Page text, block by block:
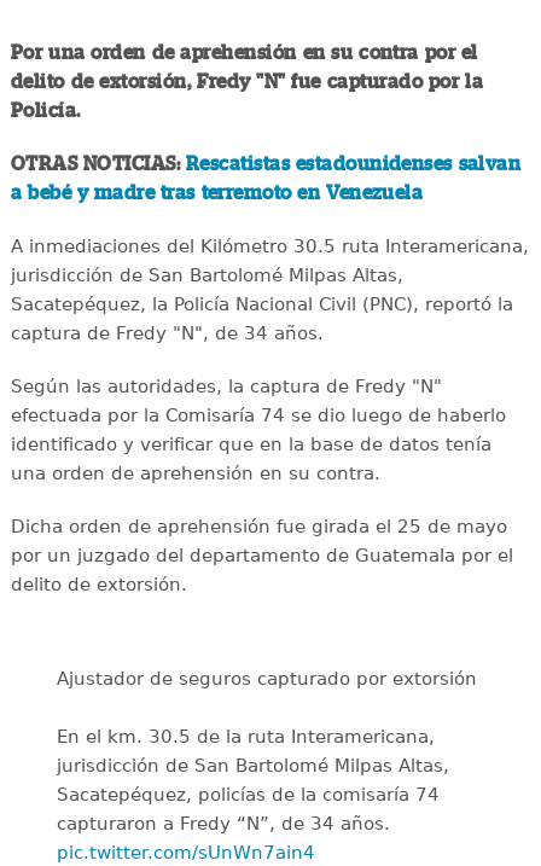
Por una orden de aprehensión en su contra por el
delito de extorsión, Fredy "N" fue capturado por la
Policía.
OTRAS NOTICIAS: Rescatistas estadounidenses salvan
a bebé y madre tras terremoto en Venezuela
A inmediaciones del Kilómetro 30.5 ruta Interamericana,
jurisdicción de San Bartolomé Milpas Altas,
Sacatepéquez, la Policía Nacional Civil (PNC), reportó la
captura de Fredy "N", de 34 años.
Según las autoridades, la captura de Fredy "N"
efectuada por la Comisaría 74 se dio luego de haberlo
identificado y verificar que en la base de datos tenía
una orden de aprehensión en su contra.
Dicha orden de aprehensión fue girada el 25 de mayo
por un juzgado del departamento de Guatemala por el
delito de extorsión.
Ajustador de seguros capturado por extorsión
En el km. 30.5 de la ruta Interamericana,
jurisdicción de San Bartolomé Milpas Altas,
Sacatepéquez, policías de la comisaría 74
capturaron a Fredy “N”, de 34 años.
pic.twitter.com/sUnWn7ain4